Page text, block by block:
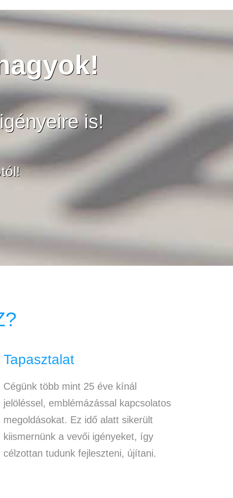
is!
Tapasztalat
Cégünk több mint 25 éve kínál
jelöléssel, emblémázással kapcsolatos
megoldásokat. Ez idő alatt sikerült
kiismernünk a vevői igényeket, így
célzottan tudunk fejleszteni, újítani.